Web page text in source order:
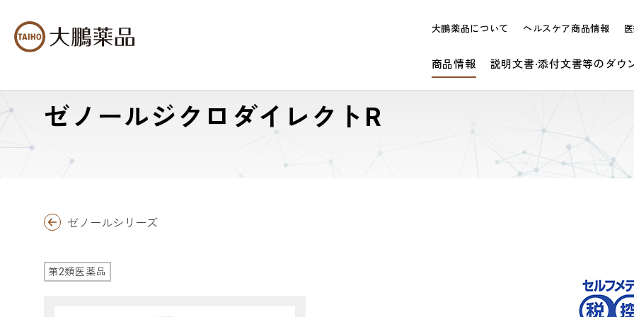
大鵬薬品について ヘルスケア商品情報
商品情報 説明文書·添付文書等のダウ
ゼノールジクロダイレクトR
ゼノールシリーズ
第2類医薬品